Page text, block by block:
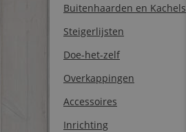
Buitenhaarden en Kachels
Steigerlijsten
Doe-het-zelf
Overkappingen
Accessoires
Inrichting